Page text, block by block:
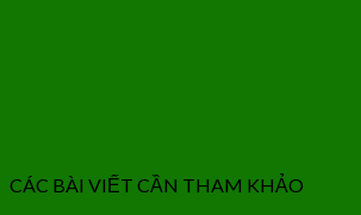
CÁC BÀI VIẾT CẦN THAM KHẢO